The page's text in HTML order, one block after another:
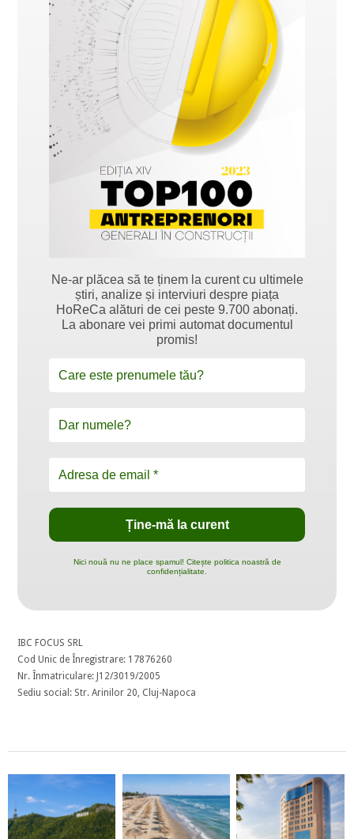
Ne-ar plăcea să te ținem la curent cu ultimele
știri, analize și interviuri despre piața
HoReCa alături de cei peste 9.700 abonați.
La abonare vei primi automat documentul
promis!
Nici nouă nu ne place spamul! Citește politica noastră de
confidențialitate.
IBC FOCUS SRL
Cod Unic de Înregistrare: 17876260
Nr. Înmatriculare: J12/3019/2005
Sediu social: Str. Arinilor 20, Cluj-Napoca